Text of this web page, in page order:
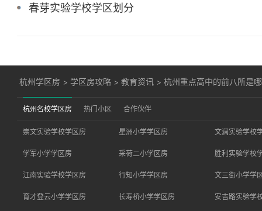
春芽实验学校学区划分
杭州学区房 > 学区房攻略 >教育资讯 >杭州重点高中的前八所是
杭州名校学区房 热门小区 合作伙伴
崇文实验学校学区房 星洲小学学区房 文澜实验学校
学军小学学区房 采荷二小学区房 胜利实验学校
江南实验学校学区房 行知小学学区房 文三街小学学
育才登云小学学区房 长寿桥小学学区房 安吉路实验学